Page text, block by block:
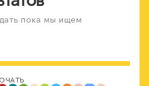
пока мы ищем